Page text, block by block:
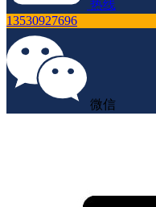
热线
13530927696
微信